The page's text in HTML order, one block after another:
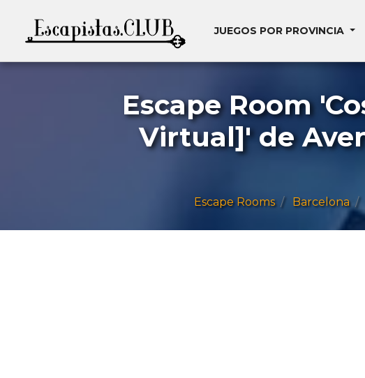
JUEGOS POR PROVINCIA
Escape Room
Virtual]' de
Escape Rooms Barcelona